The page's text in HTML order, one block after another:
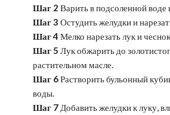
Шаг 2 Варить в подсоленной
Шаг 3 Остудить желудки и
Шаг 4 Мелко нарезать лук и
Шаг 5 Лук обжарить до
растительном масле.
Шаг 6Растворить бульонный
воды.
Шаг 7 Добавить желудки к луку,